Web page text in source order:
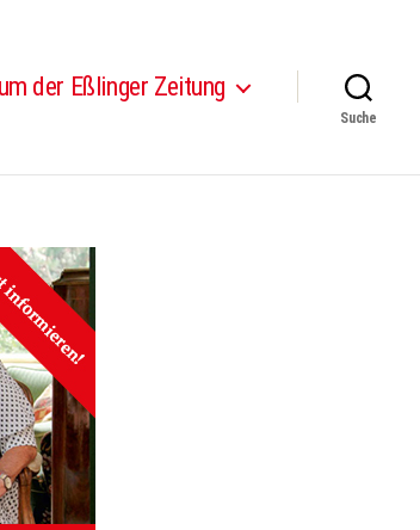
der Eßlinger Zeitung
Suche